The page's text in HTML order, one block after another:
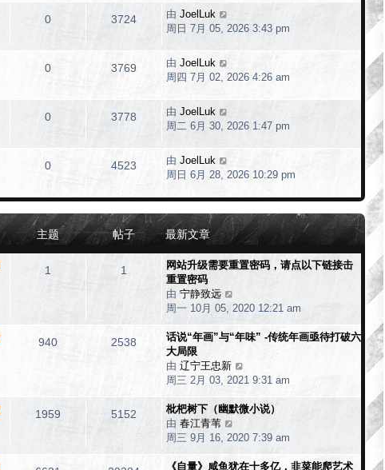
0 3724 由 JoelLuk
周日 7月 05, 2026 3:43 pm
0 3769 由 JoelLuk
周四 7月 02, 2026 4:26 am
0 3778 由 JoelLuk
周二 6月 30, 2026 1:47 pm
0 4523 由 JoelLuk
周日 6月 28, 2026 10:29 pm
主题 帖子 最新文章
1 1
网站升级需要重置密码，请点以下链接击
重置密码
由 宁静致远
看
最
新
子
周一 10月 05, 2020 12:21 am
940 2538
话说“年画”与“年味” -传统年画亟待打破六
大局限
由 辽宁王忠新
看
新
子
周三 2月 03, 2021 9:31 am
1959 5152
枇杷树下（幽默微小说）
由 春江青苇
看
最
新
周三 9月 16, 2020 7:39 am
《自量》咸鱼犹在十多亿，韭菜能爬艺术